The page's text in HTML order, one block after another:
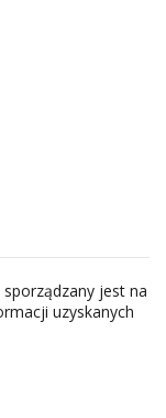
jest na
uzyskanych